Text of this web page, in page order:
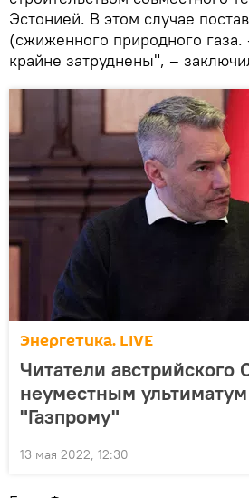
Эстонией. В этом случае
(сжиженного природного
крайне затруднены", –
Энергетика. LIVE
Читатели
неуместным
"Газпрому"
13 мая 2022, 12:30